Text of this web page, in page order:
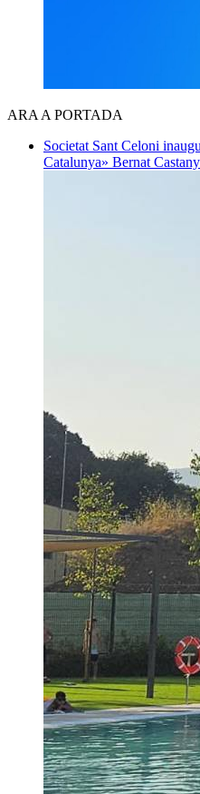
ARA A PORTADA
Societat Sant Celoni
Catalunya» Bernat